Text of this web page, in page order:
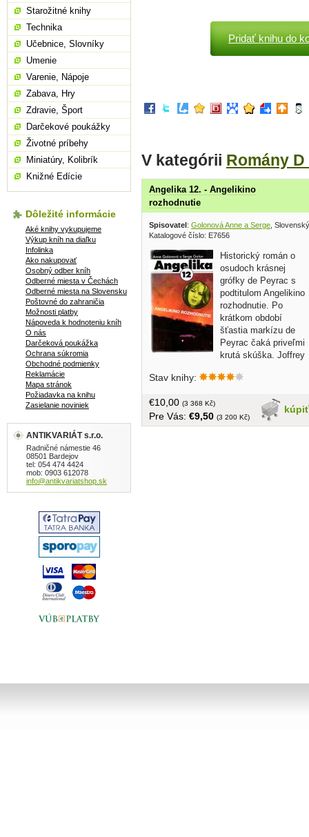
Pridať knihu do
V kategórii Romány D
Angelika 12. - Angelikino
rozhodnutie
Spisovatel: Golonová Anne a Serge ,
Katalogové číslo: E7656
Historický román o
osudoch krásnej
grófky de Peyrac s
podtitulom Angelikino
rozhodnutie. Po
krátkom období
šťastia markízu de
Peyrac čaká priveľmi
krutá skúška. Joffrey
dokázala pripútať tým, čo je ženskej
šarmom.... obal, tvrdá väzba, 323 strán
Stav knihy:
kúpiť
€10,00 (3 368 Kč)
Pre Vás: €9,50 (3 200 Kč)
Starožitné knihy
Technika
Učebnice, Slovníky
Umenie
Varenie, Nápoje
Zabava, Hry
Zdravie, Šport
Darčekové poukážky
Životné príbehy
Miniatúry, Kolibrík
Knižné Edície
Dôležité informácie
Aké knihy vykupujeme
Výkup kníh na diaľku
Infolinka
Ako nakupovať
Osobný odber kníh
Odberné miesta v Čechách
Odberné miesta na Slovensku
Poštovné do zahraničia
Možnosti platby
Nápoveda k hodnoteniu kníh
O nás
Darčeková poukážka
Ochrana súkromia
Obchodné podmienky
Reklamácie
Mapa stránok
Požiadavka na knihu
Zasielanie noviniek
ANTIKVARIÁT s.r.o.
Radničné námestie 46
08501 Bardejov
tel: 054 474 4424
mob: 0903 612078
info@antikvariatshop.sk